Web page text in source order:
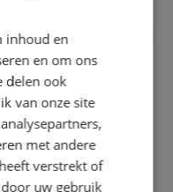
inhoud en
en om ons
delen ook
van onze site
met andere
verstrekt of
uw gebruik